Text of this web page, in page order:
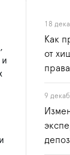
и
18
Как
от
права
9